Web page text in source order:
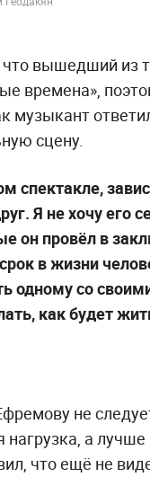
что вышедший из
времена»,
музыкант
сцену.
спектакле,
Я не хочу его
он провёл в
в жизни
одному со
как будет
не
а лучше
что ещё не